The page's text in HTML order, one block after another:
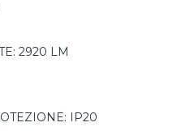
2920 LM
IP20